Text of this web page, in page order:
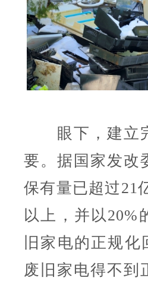
眼下，建立完
要。据国家发改
保有量已超过21
以上，并以20%
旧家电的正规
废旧家电得不到